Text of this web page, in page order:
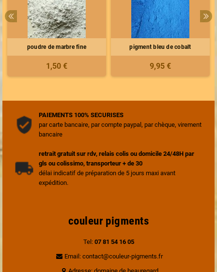
poudre de marbre fine
1,50 €
pigment bleu de cobalt
9,95 €
PAIEMENTS 100% SECURISES
par carte bancaire, par compte paypal, par chèque, virement
bancaire
retrait gratuit sur rdv, relais colis ou domicile 24/48H par
gls ou colissimo, transporteur + de 30
délai indicatif de préparation de 5 jours maxi avant
expédition.
couleur pigments
Tel: 07 81 54 16 05
Email: contact@couleur-pigments.fr